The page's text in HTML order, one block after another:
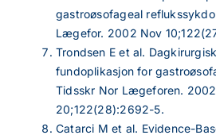
gastroøsofageal
Lægefor. 2002 Nov
Trondsen E et al.
fundoplikasjon for
Tidsskr Nor Lægeforen.
20;122(28):2692-5.
Catarci M et al. Evidence-